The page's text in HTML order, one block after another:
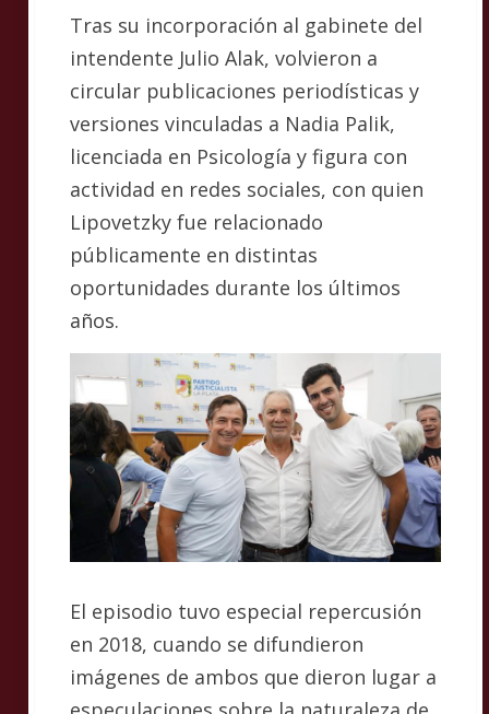
Tras su incorporación al gabinete del
intendente Julio Alak, volvieron a
circular publicaciones periodísticas y
versiones vinculadas a Nadia Palik,
licenciada en Psicología y figura con
actividad en redes sociales, con quien
Lipovetzky fue relacionado
públicamente en distintas
oportunidades durante los últimos
años.
El episodio tuvo especial repercusión
en 2018, cuando se difundieron
imágenes de ambos que dieron lugar a